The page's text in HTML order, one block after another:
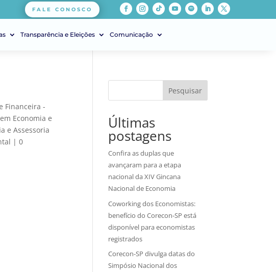
FALE CONOSCO
Transparência e Eleições Comunicação
Financeira -
Economia e
e Assessoria
|0
Pesquisar
Últimas
postagens
Confira as duplas que
avançaram para a etapa
nacional da XIV Gincana
Nacional de Economia
Coworking dos Economistas:
benefício do Corecon-SP está
disponível para economistas
registrados
Corecon-SP divulga datas do
Simpósio Nacional dos